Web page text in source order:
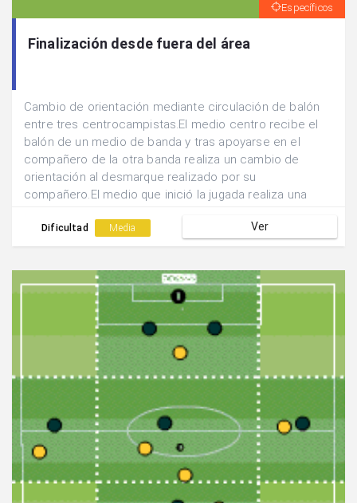
Específicos
Finalización desde fuera del área
Cambio de orientación mediante circulación de balón
entre tres centrocampistas.El medio centro recibe el
balón de un medio de banda y tras apoyarse en el
compañero de la otra banda realiza un cambio de
orientación al desmarque realizado por su
compañero.El medio que inició la jugada realiza una
con tiro lejano la acción.
Dificultad Media Ver